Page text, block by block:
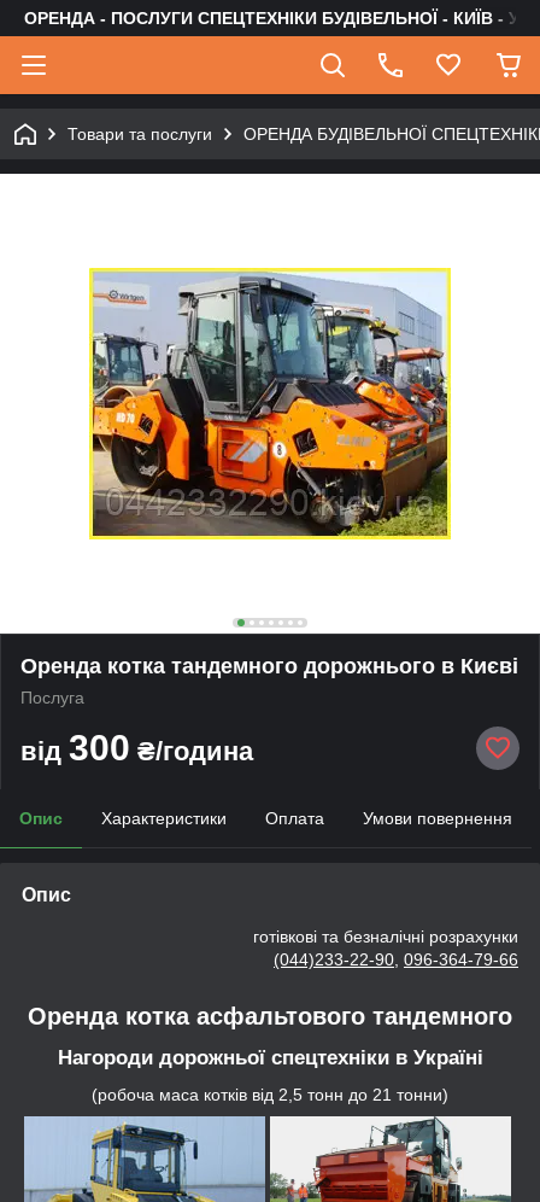
ОРЕНДА - ПОСЛУГИ СПЕЦТЕХНІКИ БУДІВЕЛЬНОЇ - КИЇВ -
Товари та послуги ОРЕНДА БУДІВЕЛЬНОЇ
Оренда котка тандемного дорожнього в Києві
Послуга
від 300 ₴/година
Опис Характеристики Оплата Умови повернення
Опис
готівкові та безналічні розрахунки
(044)233-22-90 096-364-79-66
Оренда котка асфальтового тандемного
Нагороди дорожньої спецтехніки в Україні
(робоча маса котків від 2,5 тонн до 21 тонни)